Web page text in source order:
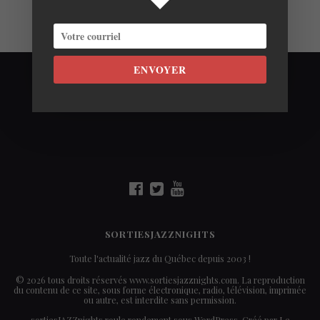
SORTIESJAZZNIGHTS
Toute l'actualité jazz du Québec depuis 2003 !
© 2026 tous droits réservés www.sortiesjazznights.com. La reproduction
du contenu de ce site, sous forme électronique, radio, télévision, imprimée
ou autre, est interdite sans permission.
ENVOYER